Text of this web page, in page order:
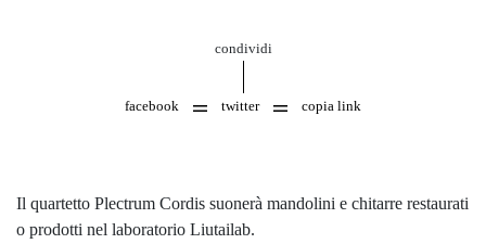
condividi
facebook twitter copia link
Il quartetto Plectrum Cordis suonerà mandolini e chitarre restaurati
o prodotti nel laboratorio Liutailab.